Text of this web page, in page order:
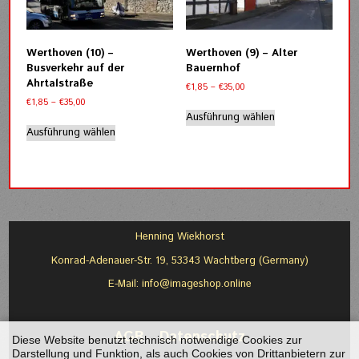
können
auf
gewählt
können
Produktseite
Werthoven (10) –
Busverkehr auf der
Ahrtalstraße
€1,85 –€35,00Preisspanne:
bis
€35,00
Ausführung wählen
Varianten
Optionen
auf
der
werden
Werthoven (9) – Alter
Bauernhof
€1,85 – €35,00Preisspanne:
bis
€35,00
Ausführung wählenProdukt
auf.
Optionen
der
Henning Wiekhorst
Konrad-Adenauer-Str. 19, 53343 Wachtberg (Germany)
E-Mail: info@imageshop.online
AGB-Datenschutz
Diese Website benutzt technisch notwendige Cookies zur
Darstellung und Funktion, als auch Cookies von Drittanbietern zur